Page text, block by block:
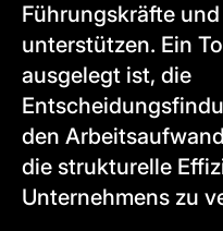
Führungskräfte
unterstützen. Ein
ausgelegt ist, die
den
die strukturelle
Unternehmens zu